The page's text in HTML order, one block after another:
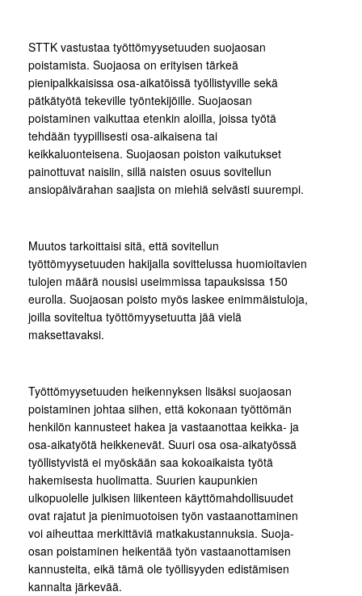
STTK vastustaa työttömyysetuuden suojaosan
poistamista. Suojaosa on erityisen tärkeä
pienipalkkaisissa osa-aikatöissä työllistyville sekä
pätkätyötä tekeville työntekijöille. Suojaosan
poistaminen vaikuttaa etenkin aloilla, joissa työtä
tehdään tyypillisesti osa-aikaisena tai
keikkaluonteisena. Suojaosan poiston vaikutukset
painottuvat naisiin, sillä naisten osuus sovitellun
ansiopäivärahan saajista on miehiä selvästi suurempi.
Muutos tarkoittaisi sitä, että sovitellun
työttömyysetuuden hakijalla sovittelussa huomioitavien
tulojen määrä nousisi useimmissa tapauksissa 150
eurolla. Suojaosan poisto myös laskee enimmäistuloja,
joilla soviteltua työttömyysetuutta jää vielä
maksettavaksi.
Työttömyysetuuden heikennyksen lisäksi suojaosan
poistaminen johtaa siihen, että kokonaan työttömän
henkilön kannusteet hakea ja vastaanottaa keikka- ja
osa-aikatyötä heikkenevät. Suuri osa osa-aikatyössä
työllistyvistä ei myöskään saa kokoaikaista työtä
hakemisesta huolimatta. Suurien kaupunkien
ulkopuolelle julkisen liikenteen käyttömahdollisuudet
ovat rajatut ja pienimuotoisen työn vastaanottaminen
voi aiheuttaa merkittäviä matkakustannuksia. Suoja-
osan poistaminen heikentää työn vastaanottamisen
kannusteita, eikä tämä ole työllisyyden edistämisen
kannalta järkevää.